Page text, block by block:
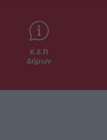
Κ.Ε.Π
Δήμων